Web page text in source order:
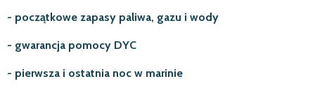
- początkowe zapasy paliwa, gazu i wody
- gwarancja pomocy DYC
- pierwsza i ostatnia noc w marinie